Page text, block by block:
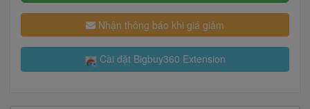
Nhận thông báo khi giá giảm
Cài đặt Bigbuy360 Extension